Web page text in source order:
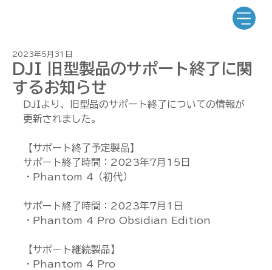
DJI 旧型製品のサポート終了に関
するお知らせ
2023年5月31日
DJIより、旧型品のサポート終了についての情報が
更新されました。
【サポート終了予定製品】
サポート終了時間：2023年7月15日
・Phantom 4（初代）
サポート終了時間：2023年7月1日
・Phantom 4 Pro Obsidian Edition
【サポート継続製品】
・Phantom 4 Pro